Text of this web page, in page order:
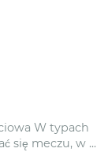
W typach
się meczu, w ...